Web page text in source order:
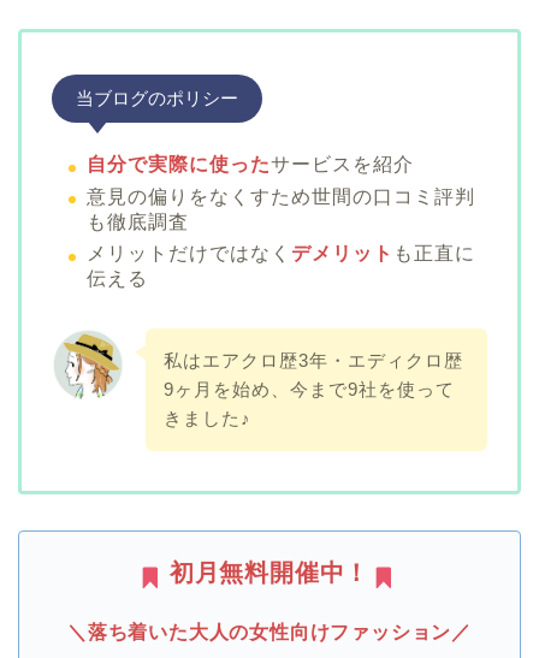
当ブログのポリシー
自分で実際に使ったサービスを紹介
意見の偏りをなくすため世間の口コミ評判
も徹底調査
メリットだけではなく デメリット も正直に
伝える
私はエアクロ歴3年・エディクロ歴
9ヶ月を始め、今まで9社を使って
きました♪
初月無料開催中！
＼落ち着いた大人の女性向けファッション／